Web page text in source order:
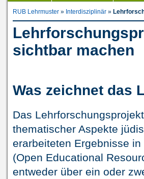
RUB Lehrmuster » Interdisziplinär »
sichtbar machen
Was zeichnet das
Das
thematischer Aspekte
erarbeiteten Ergebnisse
(Open Educational
entweder über ein oder